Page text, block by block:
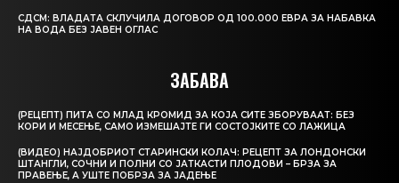
СДСМ: ВЛАДАТА СКЛУЧИЛА ДОГОВОР ОД 100.000 ЕВРА ЗА НАБАВКА
НА ВОДА БЕЗ ЈАВЕН ОГЛАС
ЗАБАВА
(РЕЦЕПТ) ПИТА СО МЛАД КРОМИД ЗА КОЈА СИТЕ ЗБОРУВААТ: БЕЗ
КОРИ И МЕСЕЊЕ, САМО ИЗМЕШАЈТЕ ГИ СОСТОЈКИТЕ СО ЛАЖИЦА
(ВИДЕО) НАЈДОБРИОТ СТАРИНСКИ КОЛАЧ: РЕЦЕПТ ЗА ЛОНДОНСКИ
ШТАНГЛИ, СОЧНИ И ПОЛНИ СО ЈАТКАСТИ ПЛОДОВИ – БРЗА ЗА
ПРАВЕЊЕ, А УШТЕ ПОБРЗА ЗА ЈАДЕЊЕ